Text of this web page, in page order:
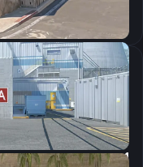
800
1.25
1